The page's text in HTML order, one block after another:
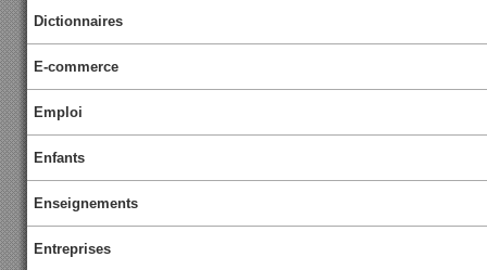
Dictionnaires
E-commerce
Emploi
Enfants
Enseignements
Entreprises